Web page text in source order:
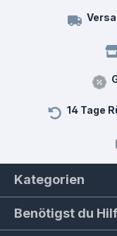
14 Tage
Kategorien
Benötigst du